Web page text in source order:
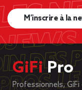
M’inscrire à la
GiFiPro
Professionnels,